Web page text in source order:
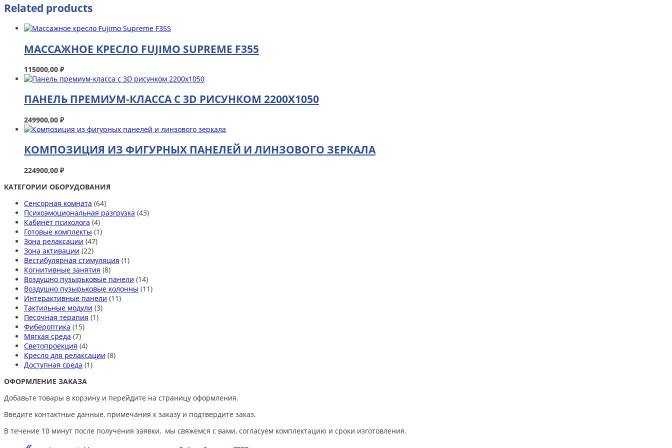
Related products
МАССАЖНОЕ КРЕСЛО FUJIMO SUPREME F355
115000,00 ₽
ПАНЕЛЬ ПРЕМИУМ-КЛАССА С 3D РИСУНКОМ 2200Х1050
249900,00 ₽
КОМПОЗИЦИЯ ИЗ ФИГУРНЫХ ПАНЕЛЕЙ И ЛИНЗОВОГО ЗЕРКАЛА
224900,00 ₽
КАТЕГОРИИ ОБОРУДОВАНИЯ
Сенсорная комната (64)
Психоэмоциональная разгрузка (43)
Кабинет психолога (4)
Готовые комплекты (1)
Зона релаксации (47)
Зона активации (22)
Вестибулярная стимуляция (1)
Когнитивные занятия (8)
Воздушно пузырьковые панели (14)
Воздушно пузырьковые колонны (11)
Интерактивные панели (11)
Тактильные модули (3)
Песочная терапия (1)
Фибероптика (15)
Мягкая среда (7)
Светопроекция (4)
Кресло для релаксации (8)
Доступная среда (1)
ОФОРМЛЕНИЕ ЗАКАЗА
Добавьте товары в корзину и перейдите на страницу оформления.
Введите контактные данные, примечания к заказу и подтвердите заказ.
В течение 10 минут после получения заявки, мы свяжемся с вами, согласуем комплектацию и сроки изготовления.